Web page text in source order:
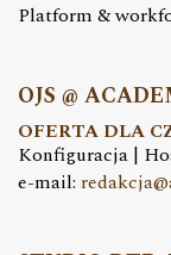
Platform &
OJS @
OFERTA DLA
Konfiguracja |
e-mail: